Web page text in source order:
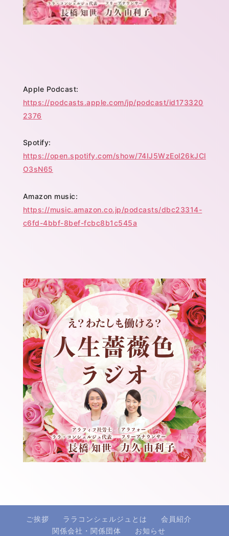
Apple Podcast:
https://podcasts.apple.com/jp/podcast/id173320
2376
Spotify:
https://open.spotify.com/show/74IJ5WzEol26kJCl
O3sN65
Amazon music:
https://music.amazon.co.jp/podcasts/dbc23314-
c6fd-4bbf-8bef-fcbc8b1c545a
ご挨拶 ララコンシェルジュとは
会員紹介
関係会社・関係団体
お知らせ